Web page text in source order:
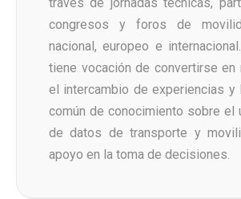
congresos y foros de
nacional, europeo e
tiene vocación de convertirse en
el intercambio de experiencias y
común de conocimiento sobre el
de datos de transporte y
apoyo en la toma de decisiones.